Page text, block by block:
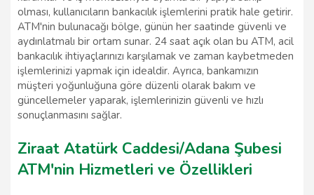
olması, kullanıcıların bankacılık işlemlerini pratik hale getirir.
ATM'nin bulunacağı bölge, günün her saatinde güvenli ve
aydınlatmalı bir ortam sunar. 24 saat açık olan bu ATM, acil
bankacılık ihtiyaçlarınızı karşılamak ve zaman kaybetmeden
işlemlerinizi yapmak için idealdir. Ayrıca, bankamızın
müşteri yoğunluğuna göre düzenli olarak bakım ve
güncellemeler yaparak, işlemlerinizin güvenli ve hızlı
sonuçlanmasını sağlar.
Ziraat Atatürk Caddesi/Adana Şubesi
ATM'nin Hizmetleri ve Özellikleri